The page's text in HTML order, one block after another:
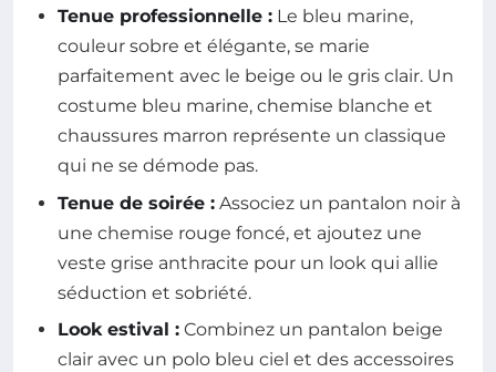
Tenue professionnelle : Le bleu marine,
couleur sobre et élégante, se marie
parfaitement avec le beige ou le gris clair. Un
costume bleu marine, chemise blanche et
chaussures marron représente un classique
qui ne se démode pas.
Tenue de soirée : Associez un pantalon noir à
une chemise rouge foncé, et ajoutez une
veste grise anthracite pour un look qui allie
séduction et sobriété.
Look estival : Combinez un pantalon beige
clair avec un polo bleu ciel et des accessoires